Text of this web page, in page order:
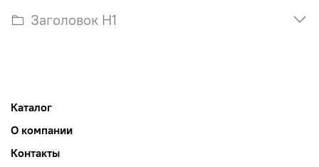
Заголовок H1
Каталог
О компании
Контакты